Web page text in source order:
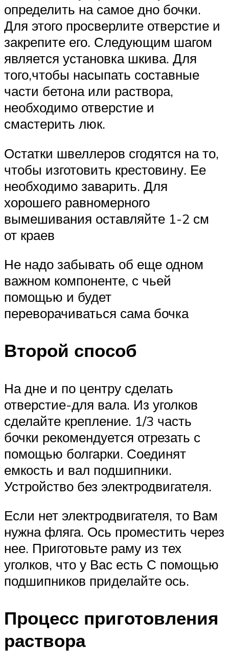
определить на самое дно бочки.
Для этого просверлите отверстие и
закрепите его. Следующим шагом
является установка шкива. Для
того,чтобы насыпать составные
части бетона или раствора,
необходимо отверстие и
смастерить люк.
Остатки швеллеров сгодятся на то,
чтобы изготовить крестовину. Ее
необходимо заварить. Для
хорошего равномерного
вымешивания оставляйте 1-2 см
от краев
Не надо забывать об еще одном
важном компоненте, с чьей
помощью и будет
переворачиваться сама бочка
Второй способ
На дне и по центру сделать
отверстие-для вала. Из уголков
сделайте крепление. 1/3 часть
бочки рекомендуется отрезать с
помощью болгарки. Соединят
емкость и вал подшипники.
Устройство без электродвигателя.
Если нет электродвигателя, то Вам
нужна фляга. Ось проместить через
нее. Приготовьте раму из тех
уголков, что у Вас есть С помощью
подшипников приделайте ось.
Процесс приготовления
раствора